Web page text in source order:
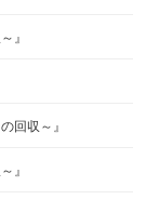
』
回収～』
』